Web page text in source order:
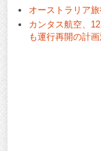
オーストラリア
カンタス航空、
も運行再開の計